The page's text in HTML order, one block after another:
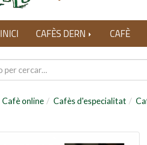
INICI CAFÈS DERN CAFÈ
Cafè online Cafès d'especialitat